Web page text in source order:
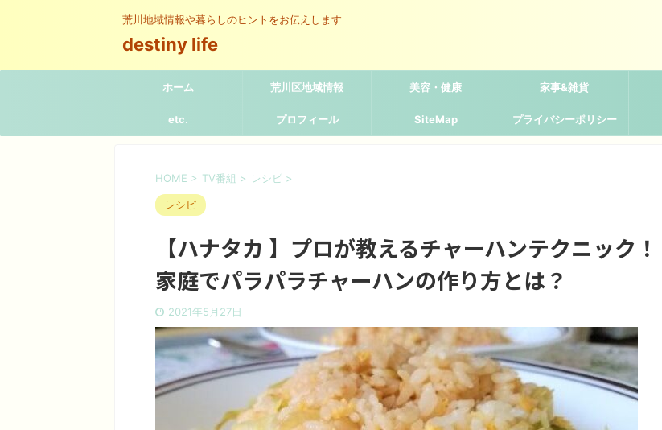
荒川地域情報や暮らしのヒントをお伝えします
destiny life
ホーム 荒川区地域情報 美容・健康 家事&雑貨
etc. プロフィール SiteMap プライバシーポリシー
HOME > TV番組 > レシピ >
レシピ
【ハナタカ 】プロが教えるチャーハンテクニック！
家庭でパラパラチャーハンの作り方とは？
2021年5月27日